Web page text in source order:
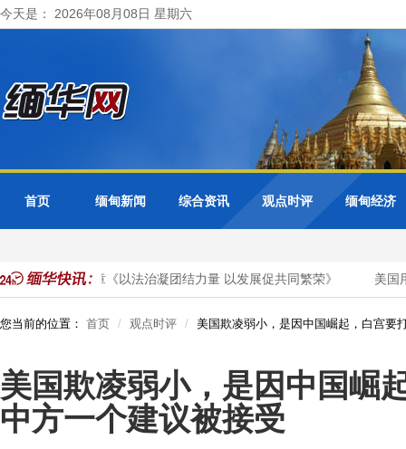
今天是： 2026年08月08日 星期六
首页 缅甸新闻 综合资讯 观点时评 缅甸经济
发表署名文章《以法治凝团结力量 以发展促共同繁荣》 美国用
您当前的位置： 首页 观点时评 美国欺凌弱小，是因中国崛起，白宫要
美国欺凌弱小，是因中国崛
中方一个建议被接受